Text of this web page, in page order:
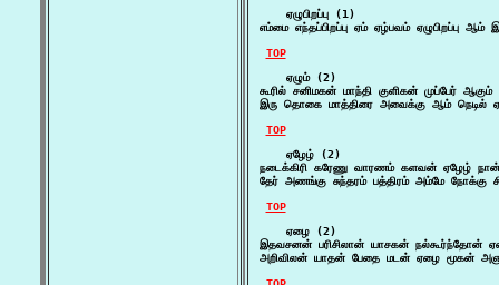
    ஏழுபிறப்பு (1)
எம்மை எந்தப்பிறப்பு ஏம் ஏழ்பவம் ஏழுபிறப்பு
TOP
    ஏழும் (2)
கூரில் சனிமகன் மாந்தி குளிகன் முப்பேர்
இரு தொகை மாத்திரை அவைக்கு ஆம்
TOP
    ஏழேழ் (2)
நடைக்கிரி கரேணு வாரணம் களவன் ஏழேழ்
தேர் அணங்கு சுந்தரம் பத்திரம் அம்மே நோக்கு
TOP
    ஏழை (2)
இதவசனன் பரிசிலான் யாசகன்
அறிவிலன் யாதன் பேதை மடன் ஏழை மூகன்